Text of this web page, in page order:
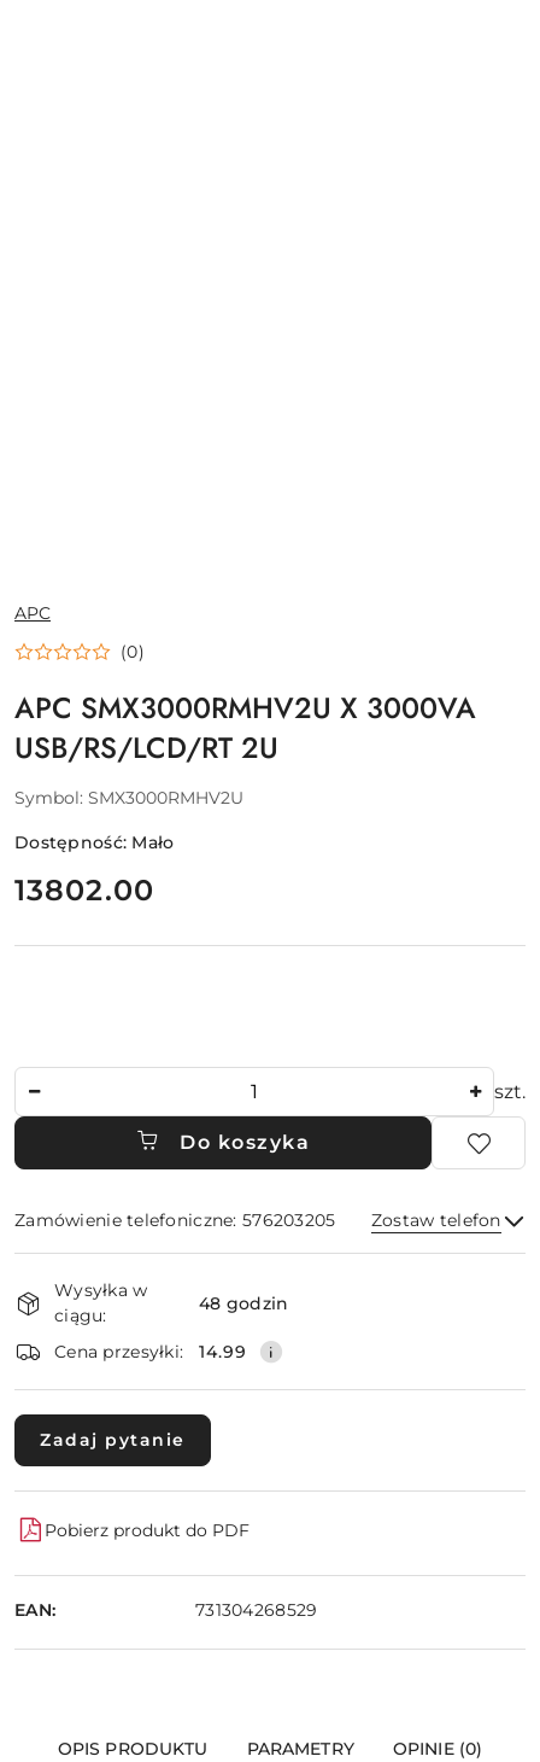
NAZWA
PRODUCENTA:
APC
(0)
APC SMX3000RMHV2U X 3000VA
USB/RS/LCD/RT 2U
Symbol: SMX3000RMHV2U
Dostępność: Mało
cena:
13802.00
szt.
Do koszyka
Zamówienie telefoniczne: 576203205 Zostaw telefon
i
dostawa
Wysyłka w
ciągu:
48 godzin
Cena przesyłki: 14.99
Zadaj pytanie
Pobierz produkt do PDF
EAN: 731304268529
OPIS PRODUKTU PARAMETRY OPINIE (0)